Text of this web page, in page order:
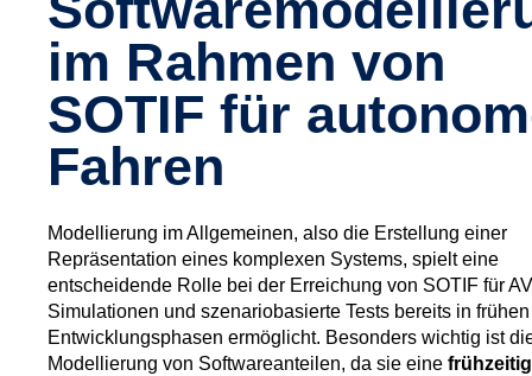
im Rahmen von
SOTIF für
Fahren
Modellierung im Allgemeinen, also die Erstellung einer
Repräsentation eines komplexen Systems, spielt eine
entscheidende Rolle bei der Erreichung von SOTIF für
Simulationen und szenariobasierte Tests bereits in frühen
Entwicklungsphasen ermöglicht. Besonders wichtig ist
Modellierung von Softwareanteilen, da sie eine